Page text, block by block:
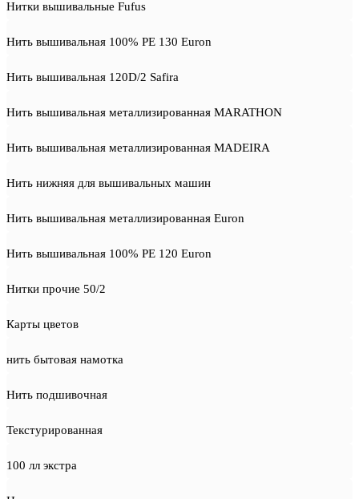
Нитки вышивальные Fufus
Нить вышивальная 100% PE 130 Euron
Нить вышивальная 120D/2 Safira
Нить вышивальная металлизированная MARATHON
Нить вышивальная металлизированная MADEIRA
Нить нижняя для вышивальных машин
Нить вышивальная металлизированная Euron
Нить вышивальная 100% PE 120 Euron
Нитки прочие 50/2
Карты цветов
нить бытовая намотка
Нить подшивочная
Текстурированная
100 лл экстра